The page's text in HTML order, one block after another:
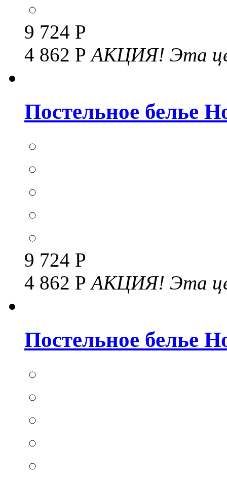
9 724 Р
4 862 РАКЦИЯ! Эта
Постельное белье
9 724 Р
4 862 РАКЦИЯ! Эта
Постельное белье